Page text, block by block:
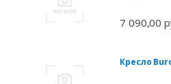
7 090,00
Кресло